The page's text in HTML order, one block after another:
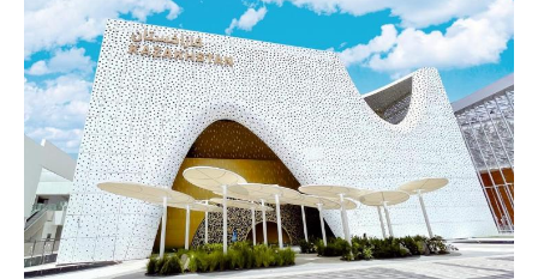
Видео
Barys Sport